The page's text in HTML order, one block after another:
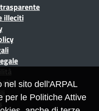
illeciti
sito
nel sito dell'ARPAL
per le Politiche Attive